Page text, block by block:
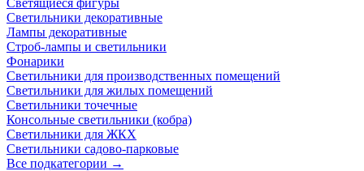
Светящиеся фигуры
Светильники декоративные
Лампы декоративные
Строб-лампы и светильники
Фонарики
Светильники для производственных помещений
Светильники для жилых помещений
Светильники точечные
Консольные светильники (кобра)
Светильники для ЖКХ
Светильники садово-парковые
Все подкатегории →